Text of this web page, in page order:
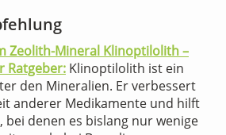
Zeolith-Mineral Klinoptilolith –
Ratgeber: Klinoptilolith ist ein
den Mineralien. Er verbessert
anderer Medikamente und hilft
bei denen es bislang nur wenige